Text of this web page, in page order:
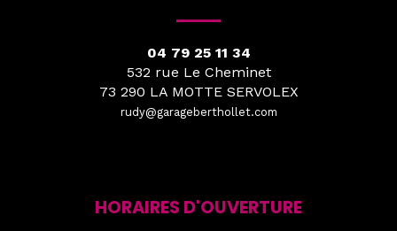
04 79 25 11 34
532 rue Le Cheminet
73 290 LA MOTTE SERVOLEX
rudy@garageberthollet.com
HORAIRES D'OUVERTURE